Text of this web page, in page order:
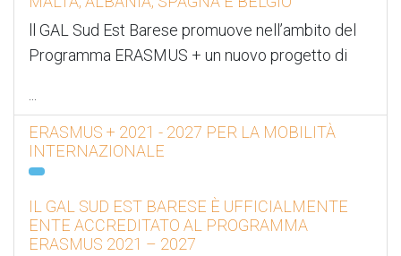
ll GAL Sud Est Barese promuove nell’ambito del
Programma ERASMUS + un nuovo progetto di
ERASMUS + 2021 - 2027 PER LA MOBILITÀ
INTERNAZIONALE
IL GAL SUD EST BARESE È UFFICIALMENTE
ENTE ACCREDITATO AL PROGRAMMA
ERASMUS 2021 – 2027